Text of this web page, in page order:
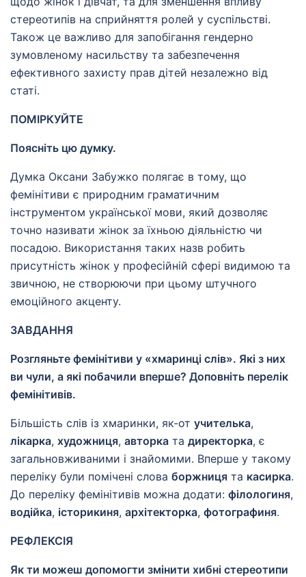
стереотипів на сприйняття ролей у суспільстві.
Також це важливо для запобігання гендерно
зумовленому насильству та забезпечення
ефективного захисту прав дітей незалежно від
статі.
ПОМІРКУЙТЕ
Поясніть цю думку.
Думка Оксани Забужко полягає в тому, що
фемінітиви є природним граматичним
інструментом української мови, який дозволяє
точно називати жінок за їхньою діяльністю чи
посадою. Використання таких назв робить
присутність жінок у професійній сфері видимою та
звичною, не створюючи при цьому штучного
емоційного акценту.
ЗАВДАННЯ
Розгляньте фемінітиви у «хмаринці слів». Які з них
ви чули, а які побачили вперше? Доповніть перелік
фемінітивів.
Більшість слів із хмаринки, як-от учителька,
лікарка, художниця, авторка та директорка, є
загальновживаними і знайомими. Вперше у такому
переліку були помічені слова боржниця та касирка.
До переліку фемінітивів можна додати: філологиня,
водійка, історикиня, архітекторка, фотографиня.
РЕФЛЕКСІЯ
Як ти можеш допомогти змінити хибні стереотипи